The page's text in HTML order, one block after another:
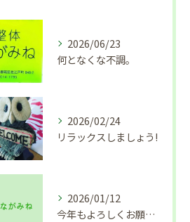
2026/06/23
何となくな不調。
2026/02/24
リラックスしましょう!
2026/01/12
今年もよろしくお願い致します🙇